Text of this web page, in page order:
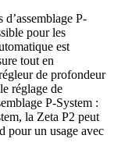
P-
pour les
est
tout en
de profondeur
réglage de
P-System :
la Zeta P2 peut
pour un usage avec